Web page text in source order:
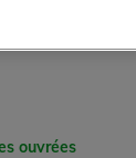
ouvrées